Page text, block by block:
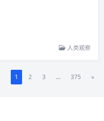
人类观察
1 2 3 ... 375 »